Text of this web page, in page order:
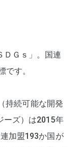
ＤＧｓ」。国連
す。
持続可能な開発
ーズ）は2015年
加盟193か国が